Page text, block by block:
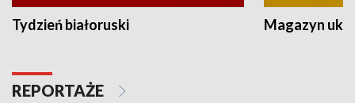
Tydzień białoruski Magazyn
REPORTAŻE